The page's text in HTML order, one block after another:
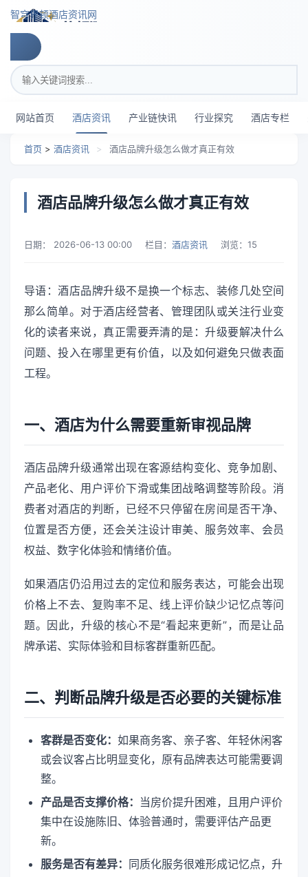
跳转到主要内容
智穹界顿酒店资讯网
搜索关键词
网站首页 酒店资讯 产业链快讯 行业探究 酒店专栏
首页 > 酒店资讯 > 酒店品牌升级怎么做才真正有效
酒店品牌升级怎么做才真正有效
日期： 2026-06-13 00:00 栏目： 酒店资讯 浏览： 15
导语：酒店品牌升级不是换一个标志、装修几处空间
那么简单。对于酒店经营者、管理团队或关注行业变
化的读者来说，真正需要弄清的是：升级要解决什么
问题、投入在哪里更有价值，以及如何避免只做表面
工程。
一、酒店为什么需要重新审视品牌
酒店品牌升级通常出现在客源结构变化、竞争加剧、
产品老化、用户评价下滑或集团战略调整等阶段。消
费者对酒店的判断，已经不只停留在房间是否干净、
位置是否方便，还会关注设计审美、服务效率、会员
权益、数字化体验和情绪价值。
如果酒店仍沿用过去的定位和服务表达，可能会出现
价格上不去、复购率不足、线上评价缺少记忆点等问
题。因此，升级的核心不是“看起来更新”，而是让品
牌承诺、实际体验和目标客群重新匹配。
二、判断品牌升级是否必要的关键标准
客群是否变化： 如果商务客、亲子客、年轻休闲客
或会议客占比明显变化，原有品牌表达可能需要调
整。
产品是否支撑价格： 当房价提升困难，且用户评价
集中在设施陈旧、体验普通时，需要评估产品更
新。
服务是否有差异： 同质化服务很难形成记忆点，升